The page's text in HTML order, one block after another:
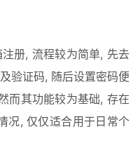
册, 流程较为简单, 先去
验证码, 随后设置密码便
而其功能较为基础, 存在
况, 仅仅适合用于日常个